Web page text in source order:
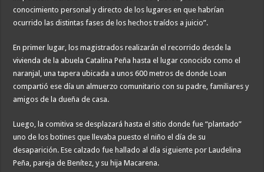
conocimiento personal y directo de los lugares en que habrían
ocurrido las distintas fases de los hechos traídos a juicio”.
En primer lugar, los magistrados realizarán el recorrido desde la
vivienda de la abuela Catalina Peña hasta el lugar conocido como el
naranjal, una tapera ubicada a unos 600 metros de donde Loan
compartió ese día un almuerzo comunitario con su padre, familiares y
amigos de la dueña de casa.
Luego, la comitiva se desplazará hasta el sitio donde fue “plantado”
uno de los botines que llevaba puesto el niño el día de su
desaparición. Ese calzado fue hallado al día siguiente por Laudelina
Peña, pareja de Benítez, y su hija Macarena.